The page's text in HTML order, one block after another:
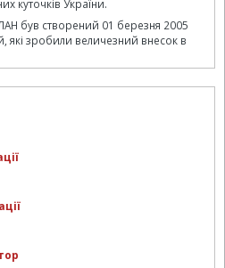
куточків України.
був створений 01 березня 2005
зробили величезний внесок в